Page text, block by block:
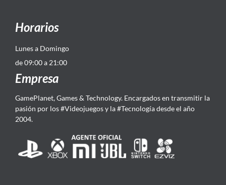
Horarios
Lunes a Domingo
de 09:00 a 21:00
Empresa
GamePlanet, Games & Technology. Encargados en transmitir la
pasión por los #Videojuegos y la #Tecnología desde el año
2004.